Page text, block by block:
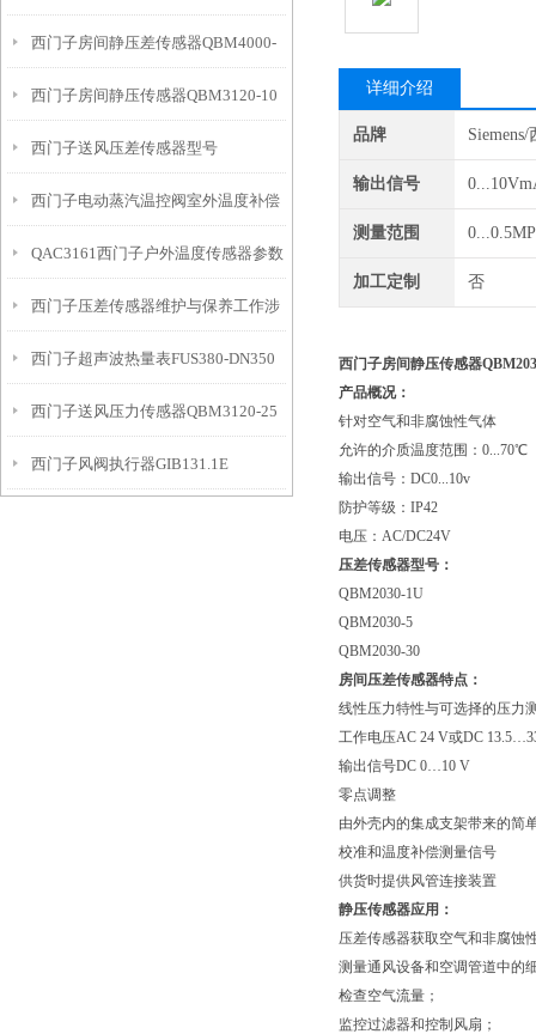
传感器
西门子房间静压差传感器QBM4000-
1D工作原理
西门子房间静压传感器QBM3120-10
工作模式
西门子送风压差传感器型号
QBM3020-5
西门子电动蒸汽温控阀室外温度补偿
是一项非常关键的技术
QAC3161西门子户外温度传感器参数
西门子压差传感器维护与保养工作涉
及多个方面
西门子超声波热量表FUS380-DN350
西门子送风压力传感器QBM3120-25
西门子风阀执行器GIB131.1E
详细介绍
品牌
输出信号
测量范围
加工定制 否
西门子房间静压传感器
产品概况：
针对空气和非腐蚀性气体
允许的介质温度范围：0...70℃
输出信号：DC0...10v
防护等级：IP42
电压：AC/DC24V
压差传感器型号：
QBM2030-1U
QBM2030-5
QBM2030-30
房间压差传感器特点：
线性压力特性与可选择的压力
工作电压AC 24 V或DC
输出信号DC 0…10 V
零点调整
由外壳内的集成支架带来的简
校准和温度补偿测量信号
供货时提供风管连接装置
静压传感器应用：
压差传感器获取空气和非腐蚀
测量通风设备和空调管道中的
检查空气流量；
监控过滤器和控制风扇；